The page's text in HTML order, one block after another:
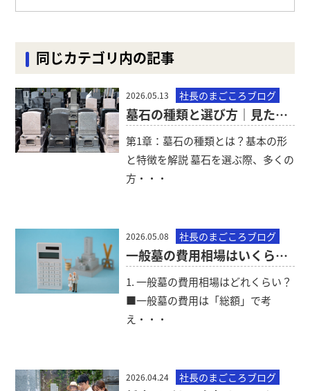
同じカテゴリ内の記事
2026.05.13 社長のまごころブログ
墓石の種類と選び方｜見た目・耐久性・価格の違いを解説
第1章：墓石の種類とは？基本の形
と特徴を解説 墓石を選ぶ際、多くの
方・・・
2026.05.08 社長のまごころブログ
一般墓の費用相場はいくら？内訳と安く抑えるポイント
1. 一般墓の費用相場はどれくらい？
■一般墓の費用は「総額」で考
え・・・
2026.04.24 社長のまごころブログ